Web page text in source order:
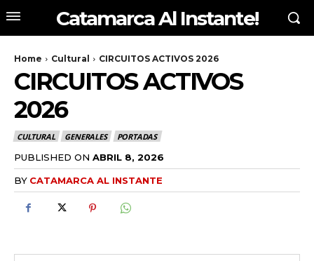
Catamarca Al Instante!
Home Cultural CIRCUITOS ACTIVOS 2026
CIRCUITOS ACTIVOS
2026
CULTURAL GENERALES PORTADAS
PUBLISHED ON ABRIL 8, 2026
BY CATAMARCA AL INSTANTE